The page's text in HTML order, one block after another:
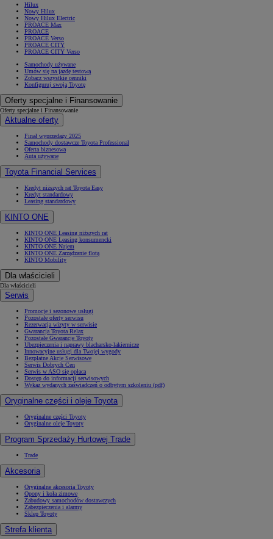
Hilux
Nowy Hilux
Nowy Hilux Electric
PROACE Max
PROACE
PROACE Verso
PROACE CITY
PROACE CITY Verso
Samochody używane
Umów się na jazdę testową
Zobacz wszystkie cenniki
Konfiguruj swoją Toyotę
Oferty specjalne i Finansowanie
Oferty specjalne i Finansowanie
Aktualne oferty
Finał wyprzedaży 2025
Samochody dostawcze Toyota Professional
Oferta biznesowa
Auta używane
Toyota Financial Services
Kredyt niższych rat Toyota Easy
Kredyt standardowy
Leasing standardowy
KINTO ONE
KINTO ONE Leasing niższych rat
KINTO ONE Leasing konsumencki
KINTO ONE Najem
KINTO ONE Zarządzanie flotą
KINTO Mobility
Dla właścicieli
Dla właścicieli
Serwis
Promocje i sezonowe usługi
Pozostałe oferty serwisu
Rezerwacja wizyty w serwisie
Gwarancja Toyota Relax
Pozostałe Gwarancje Toyoty
Ubezpieczenia i naprawy blacharsko-lakiernicze
Innowacyjne usługi dla Twojej wygody
Bezpłatne Akcje Serwisowe
Serwis Dobrych Cen
Serwis w ASO się opłaca
Dostęp do informacji serwisowych
Wykaz wydanych zaświadczeń o odbytym szkoleniu (pdf)
Oryginalne części i oleje Toyota
Oryginalne części Toyoty
Oryginalne oleje Toyoty
Program Sprzedaży Hurtowej Trade
Trade
Akcesoria
Oryginalne akcesoria Toyoty
Opony i koła zimowe
Zabudowy samochodów dostawczych
Zabezpieczenia i alarmy
Sklep Toyoty
Strefa klienta